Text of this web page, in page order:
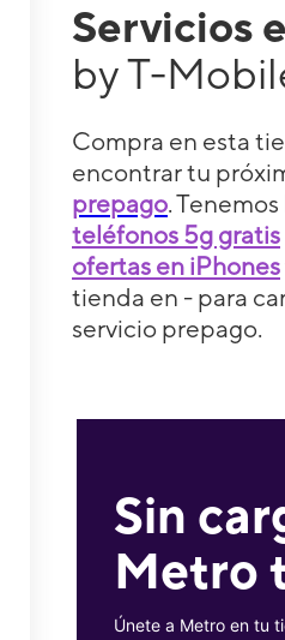
Servicios
by T-
Compra en esta
encontrar tu
prepago.
teléfonos 5g gratis
ofertas en iPhones
tienda en - para
servicio prepago.
Sin
Metro
Únete a Metro en tu